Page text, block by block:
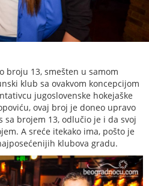
broju 13, smešten u samom
klub sa ovakvom koncepcijom
jugoslovenske hokejaške
ovaj broj je doneo upravo
sa brojem 13, odlučio je i da svoj
A sreće itekako ima, pošto je
klubova gradu.